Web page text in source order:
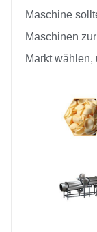
Maschine
Maschinen
Markt